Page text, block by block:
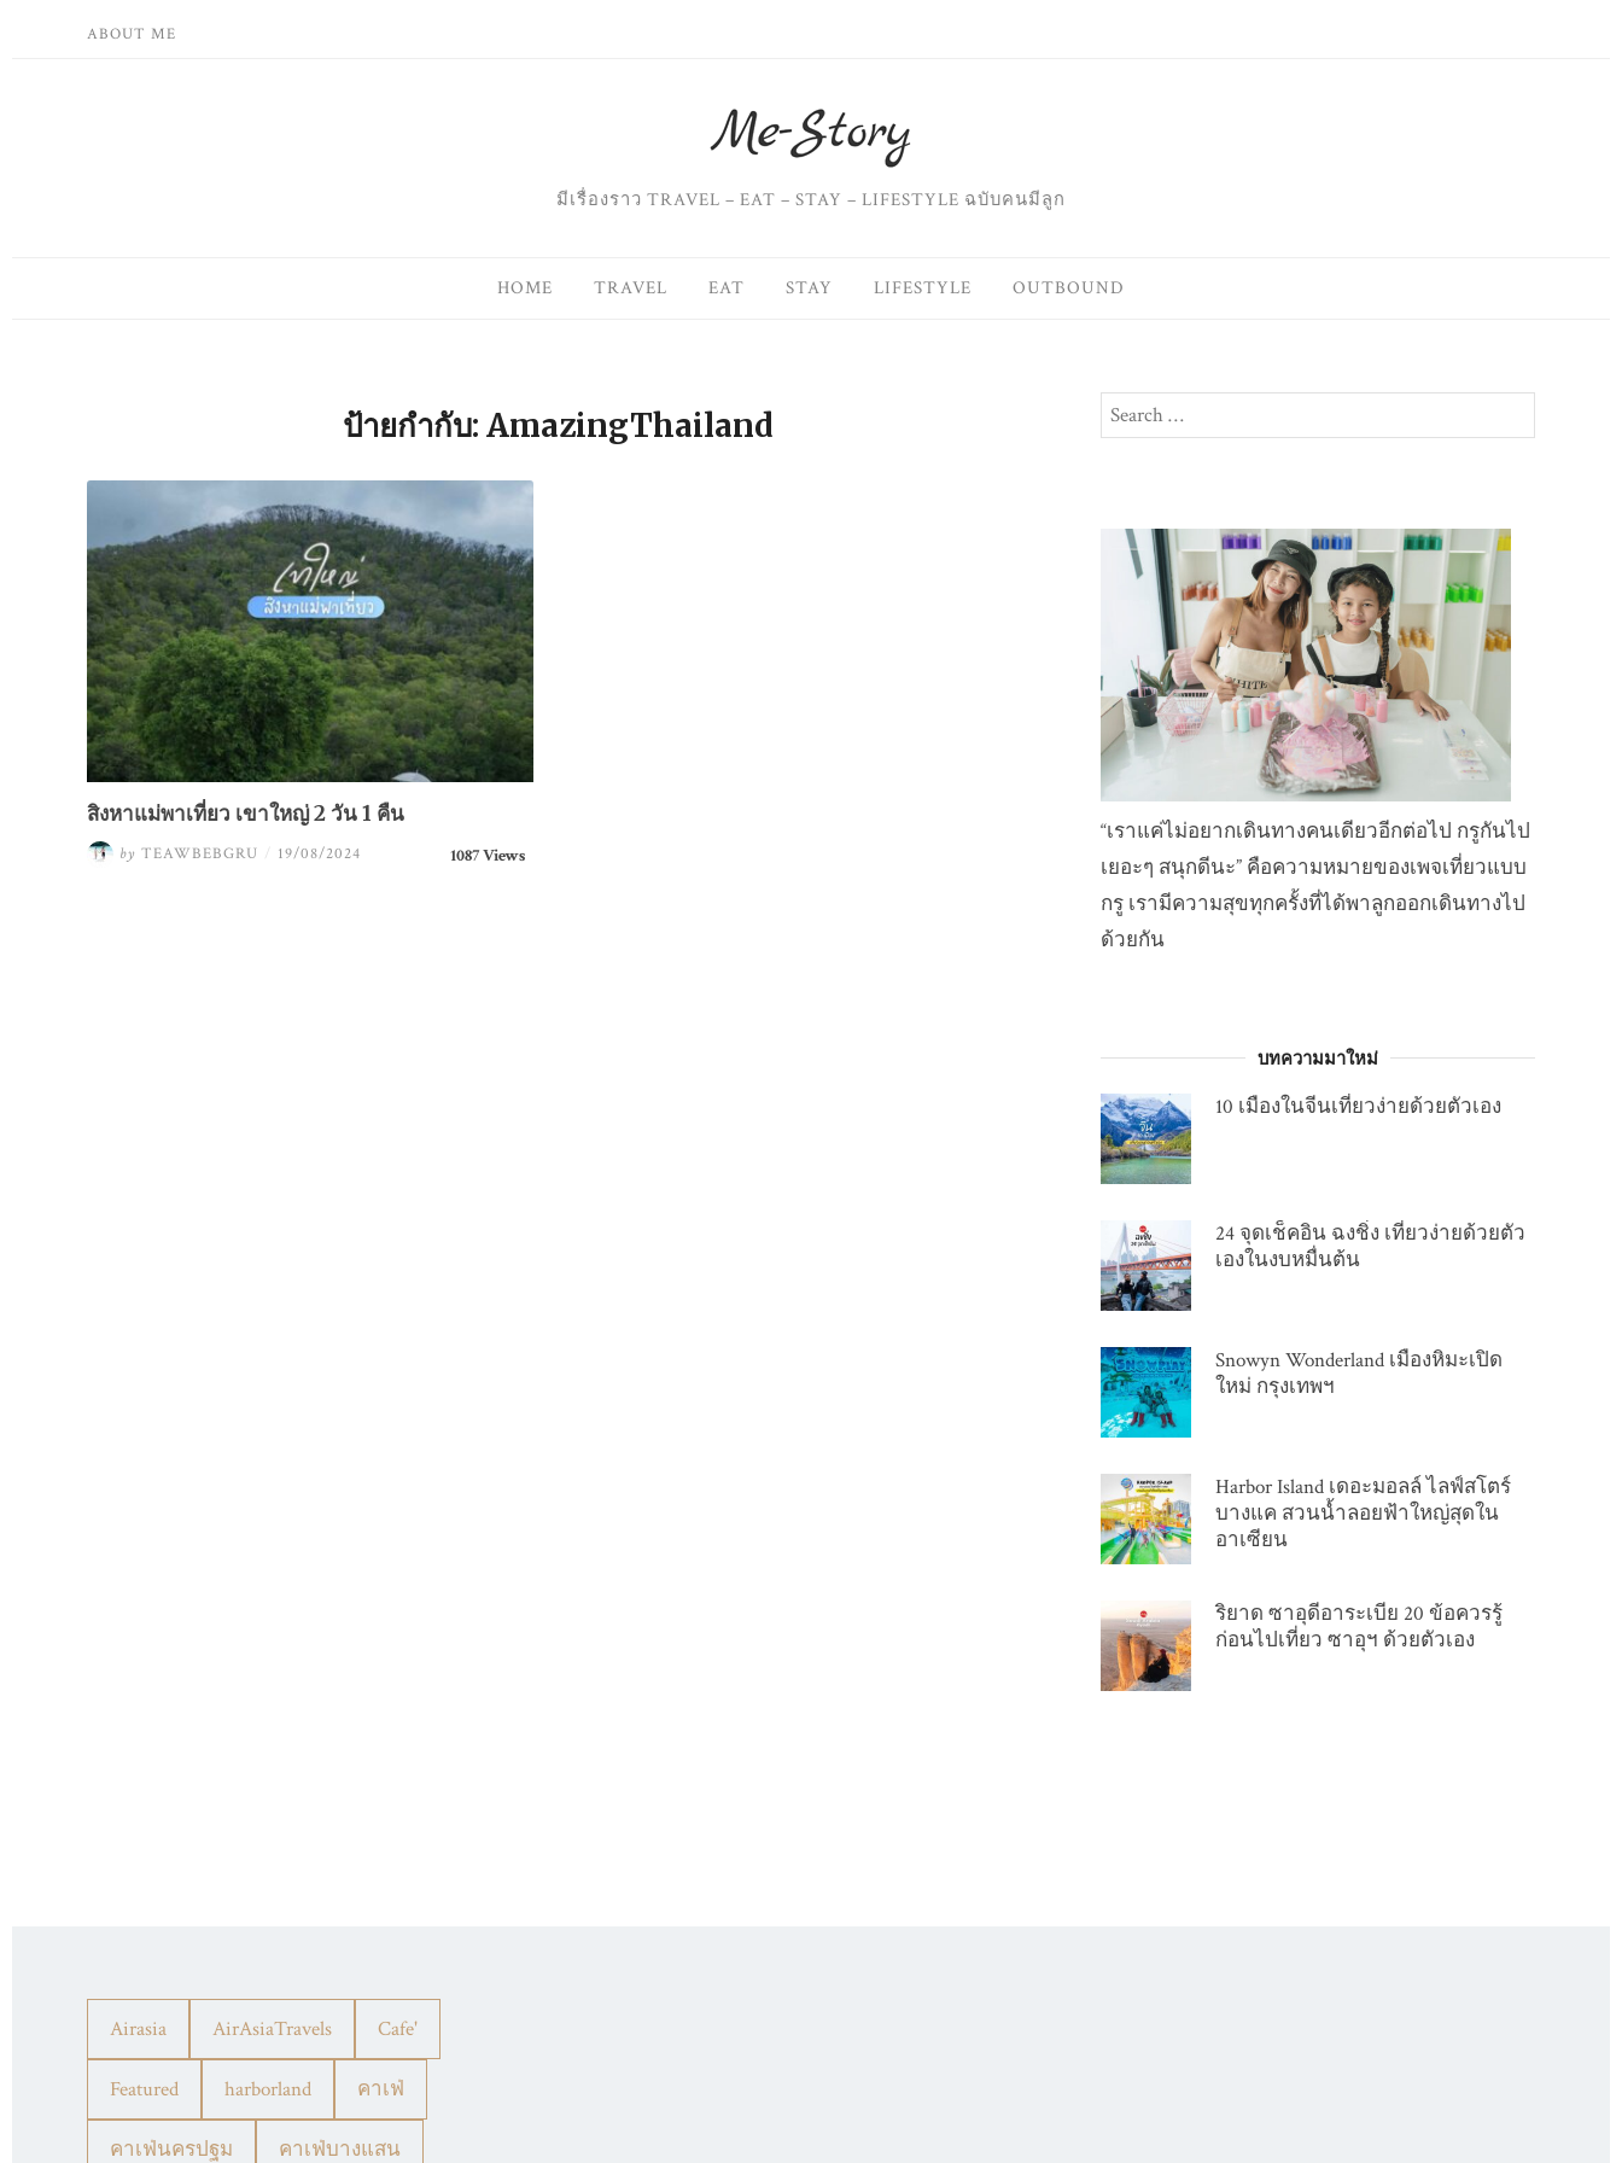
ABOUT ME
มีเรื่องราว TRAVEL – EAT – STAY – LIFESTYLE ฉบับคนมีลูก
HOME TRAVEL EAT STAY LIFESTYLE OUTBOUND
ป้ายกำกับ: AmazingThailand
สิงหาแม่พาเที่ยว เขาใหญ่ 2 วัน 1 คืน
by TEAWBEBGRU / 19/08/2024 1087 Views
Search
for:
“เราแค่ไม่อยากเดินทางคนเดียวอีกต่อไป กรูกันไป
เยอะๆ สนุกดีนะ” คือความหมายของเพจเที่ยวแบบ
กรู เรามีความสุขทุกครั้งที่ได้พาลูกออกเดินทางไป
ด้วยกัน
บทความมาใหม่
10 เมืองในจีนเที่ยวง่ายด้วยตัวเอง
24 จุดเช็คอิน ฉงชิ่ง เที่ยวง่ายด้วยตัว
เองในงบหมื่นต้น
Snowyn Wonderland เมืองหิมะเปิด
ใหม่ กรุงเทพฯ
Harbor Island เดอะมอลล์ ไลฟ์สโตร์
บางแค สวนน้ำลอยฟ้าใหญ่สุดใน
อาเซียน
ริยาด ซาอุดีอาระเบีย 20 ข้อควรรู้
ก่อนไปเที่ยว ซาอุฯ ด้วยตัวเอง
Airasia AirAsiaTravels Cafe'
Featured harborland คาเฟ่
คาเฟ่นครปฐม คาเฟ่บางแสน